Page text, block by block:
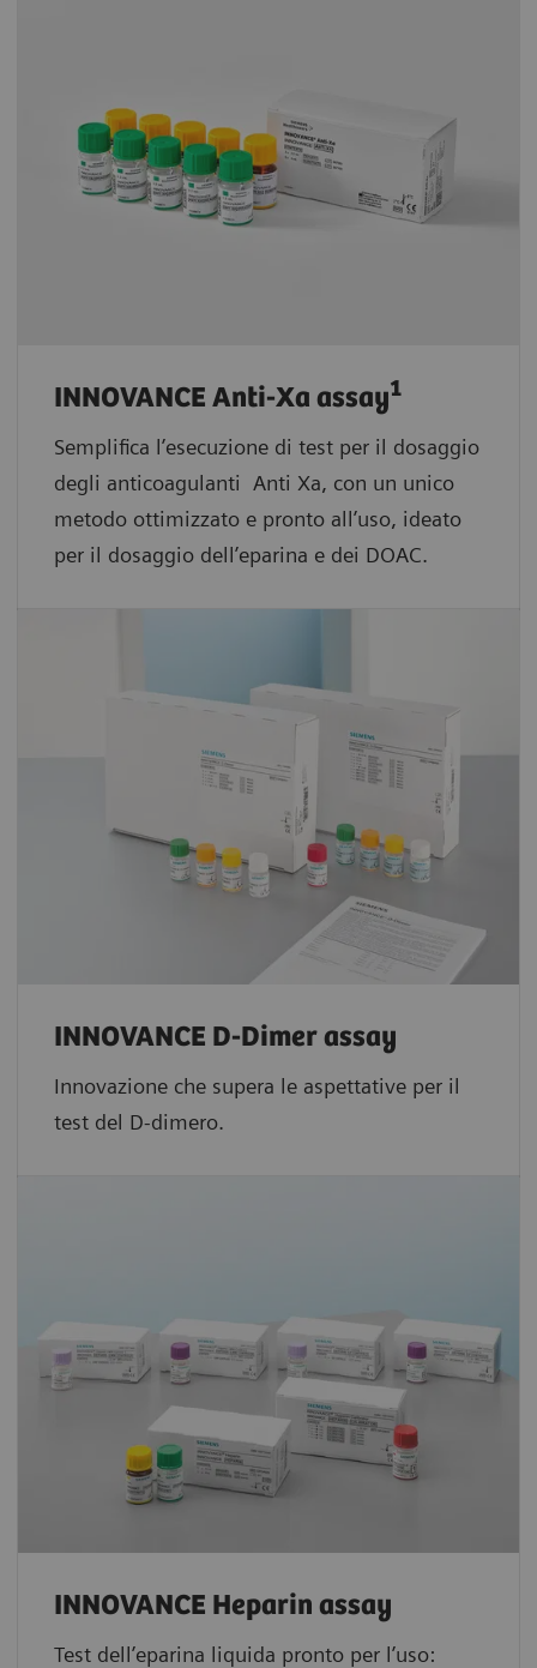
INNOVANCE Anti-Xa assay1
Semplifica l’esecuzione di test per il dosaggio
degli anticoagulanti Anti Xa, con un unico
metodo ottimizzato e pronto all’uso, ideato
per il dosaggio dell’eparina e dei DOAC.
INNOVANCE D-Dimer assay
Innovazione che supera le aspettative per il
test del D-dimero.
INNOVANCE Heparin assay
Test dell’eparina liquida pronto per l’uso: